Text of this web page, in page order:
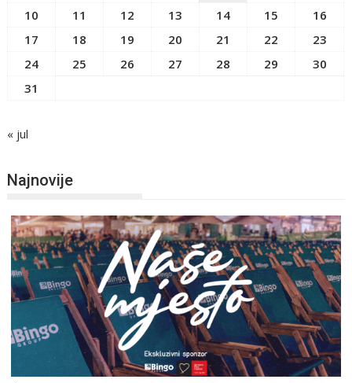
10
11 12 13 14 15
16
17
18 19 20 21 22
23
24
25 26 27 28 29
30
31
« jul
Najnovije